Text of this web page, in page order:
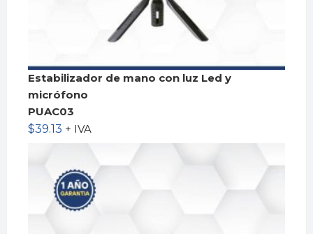
Estabilizador de mano con luz Led y
micrófono
PUAC03
$39.13 + IVA